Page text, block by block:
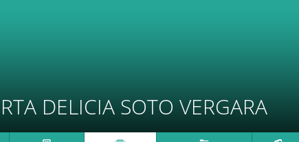
DELICIA SOTO VERGARA